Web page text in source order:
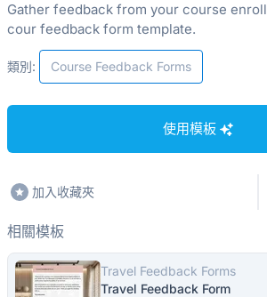
Gather feedback from your course
cour feedback form template.
類別: Course Feedback Forms
使用模板
加入收藏夾
相關模板
Travel Feedback Forms
Travel Feedback Form